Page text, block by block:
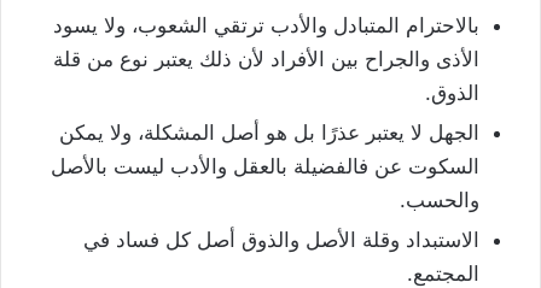
بالاحترام المتبادل والأدب ترتقي الشعوب، ولا يسود
الأذى والجراح بين الأفراد لأن ذلك يعتبر نوع من قلة
الذوق.
الجهل لا يعتبر عذرًا بل هو أصل المشكلة، ولا يمكن
السكوت عن فالفضيلة بالعقل والأدب ليست بالأصل
والحسب.
الاستبداد وقلة الأصل والذوق أصل كل فساد في
المجتمع.